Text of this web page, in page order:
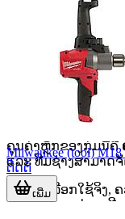
ຈຸດເດັ່ນຂອງກຸ່
ຄຸນຄ່າຫຼັກຂອງກຸ່ມນີ້ຄື
ແລະ ທີມຊ່າງສາມາດ
ໃນການເລືອກໃຊ້ຈິງ
ລະບົບງານຈະຊ່ວຍເຕີ
Milwaukee (tool)
ຕິດຕໍ່
ເພີ່ມ